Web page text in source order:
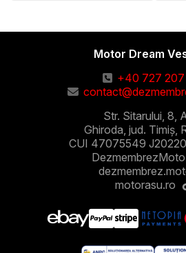
Motor Dream
+40 727 207
Str. Sitarului, 8,
Ghiroda, jud. Timiș,
CUI 47075549
motorasu.ro